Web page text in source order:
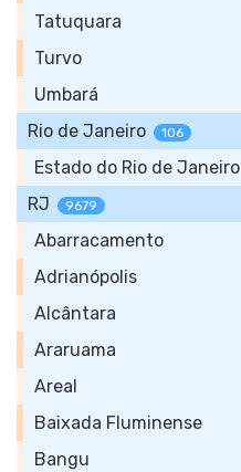
Tatuquara
Turvo
Umbará
Rio de Janeiro
106
Estado do Rio de Janeiro
RJ
9679
Abarracamento
Adrianópolis
Alcântara
Araruama
Areal
Baixada Fluminense
Bangu